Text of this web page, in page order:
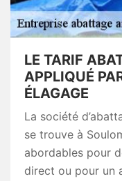
LE TARIF
APPLIQUÉ
ÉLAGAGE
La société
se trouve à
abordables pour
direct ou pour un